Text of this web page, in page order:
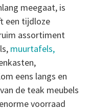
meegaat, is
een tijdloze
assortiment
muurtafels,
eens langs en
de teak meubels
voorraad